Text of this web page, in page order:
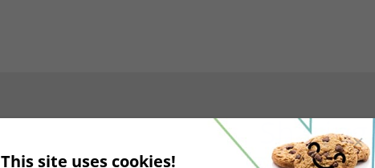
This site uses cookies!